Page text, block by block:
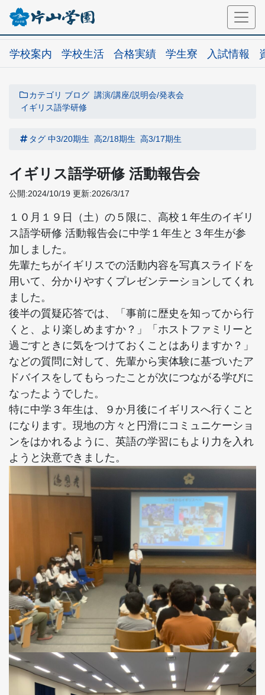
学校案内 学校生活 合格実績 学生寮 入試情報
カテゴリ ブログ 講演/講座/説明会/発表会
イギリス語学研修
タグ 中3/20期生 高2/18期生 高3/17期生
イギリス語学研修 活動報告会
公開:2024/10/19 更新:2026/3/17
１０月１９日（土）の５限に、 高校１年生のイギリ
ス語学研修 活動報告会に中学１年生と３年生が参
加しました。
先輩たちがイギリスでの活動内容を写真スライドを
用いて、 分かりやすくプレゼンテーションしてくれ
ました。
後半の質疑応答では、「事前に歴史を知ってから行
くと、 より楽しめますか？」「 ホストファミリーと
過ごすときに気をつけておくことはありますか ？」
などの質問に対して、先輩から実体験に基づいたア
ドバイスをしてもらったことが次につながる学びに
なったようでした。
特に中学３年生は、９か月後にイギリスへ行くこと
になります。現地の方々と円滑にコミュニケーショ
ンをはかれるように、英語の学習にもより力を入れ
ようと決意できました。